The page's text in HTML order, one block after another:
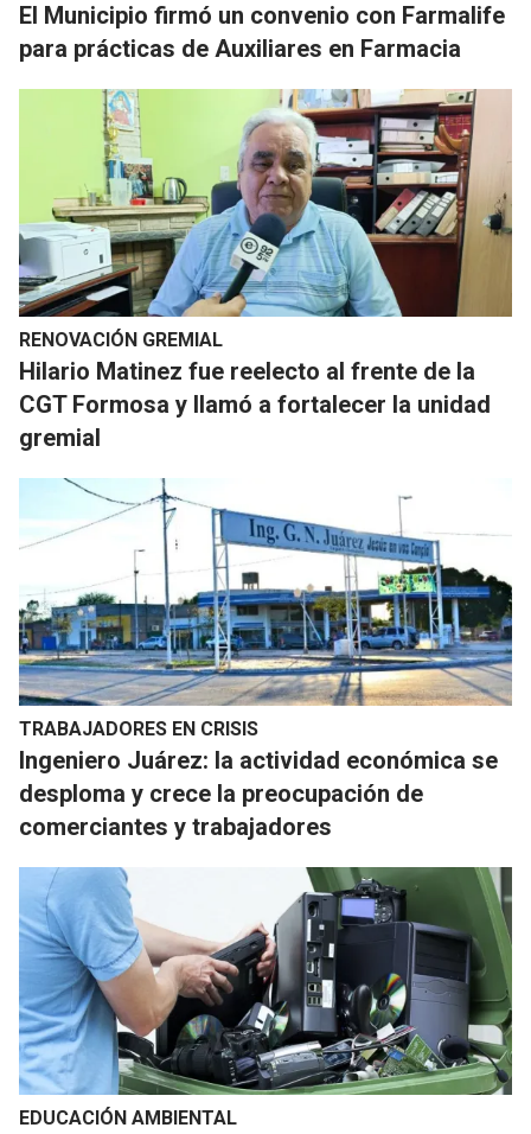
El Municipio firmó un convenio con Farmalife
para prácticas de Auxiliares en Farmacia
RENOVACIÓN GREMIAL
Hilario Matinez fue reelecto al frente de la
CGT Formosa y llamó a fortalecer la unidad
gremial
TRABAJADORES EN CRISIS
Ingeniero Juárez: la actividad económica se
desploma y crece la preocupación de
comerciantes y trabajadores
EDUCACIÓN AMBIENTAL